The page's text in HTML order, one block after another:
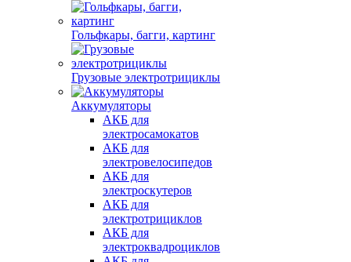
Гольфкары, багги, картинг
Грузовые электротрициклы
Аккумуляторы
АКБ для
электросамокатов
АКБ для
электровелосипедов
АКБ для
электроскутеров
АКБ для
электротрициклов
АКБ для
электроквадроциклов